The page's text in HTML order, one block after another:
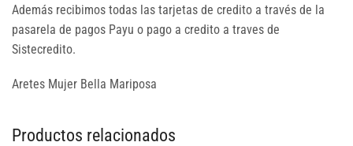
Además recibimos todas las tarjetas de credito a través de la
pasarela de pagos Payu o pago a credito a traves de
Sistecredito.
Aretes Mujer Bella Mariposa
Productos relacionados